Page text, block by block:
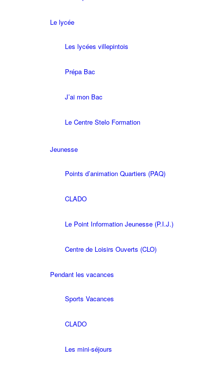
Le lycée
Les lycées villepintois
Prépa Bac
J’ai mon Bac
Le Centre Stelo Formation
Jeunesse
Points d’animation Quartiers (PAQ)
CLADO
Le Point Information Jeunesse (P.I.J.)
Centre de Loisirs Ouverts (CLO)
Pendant les vacances
Sports Vacances
CLADO
Les mini-séjours